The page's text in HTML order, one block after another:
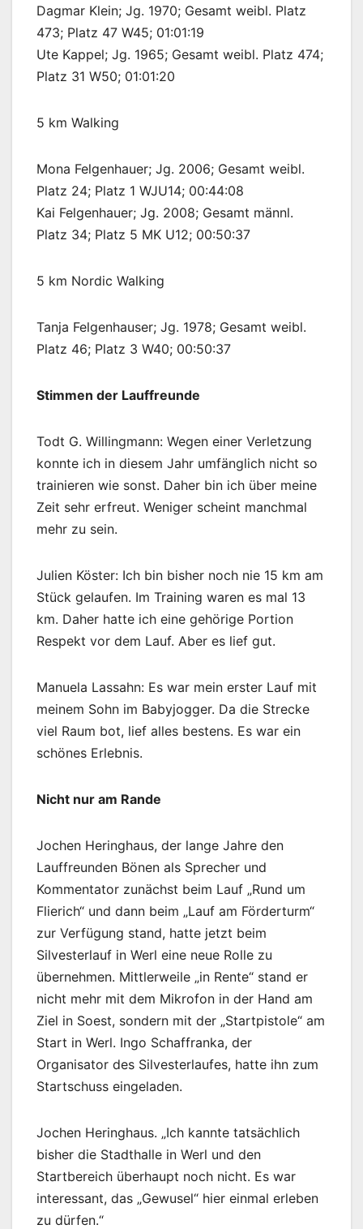
Dagmar Klein; Jg. 1970; Gesamt weibl. Platz
473; Platz 47 W45; 01:01:19
Ute Kappel; Jg. 1965; Gesamt weibl. Platz 474;
Platz 31 W50; 01:01:20
5 km Walking
Mona Felgenhauer; Jg. 2006; Gesamt weibl.
Platz 24; Platz 1 WJU14; 00:44:08
Kai Felgenhauer; Jg. 2008; Gesamt männl.
Platz 34; Platz 5 MK U12; 00:50:37
5 km Nordic Walking
Tanja Felgenhauser; Jg. 1978; Gesamt weibl.
Platz 46; Platz 3 W40; 00:50:37
Stimmen der Lauffreunde
Todt G. Willingmann: Wegen einer Verletzung
konnte ich in diesem Jahr umfänglich nicht so
trainieren wie sonst. Daher bin ich über meine
Zeit sehr erfreut. Weniger scheint manchmal
mehr zu sein.
Julien Köster: Ich bin bisher noch nie 15 km am
Stück gelaufen. Im Training waren es mal 13
km. Daher hatte ich eine gehörige Portion
Respekt vor dem Lauf. Aber es lief gut.
Manuela Lassahn: Es war mein erster Lauf mit
meinem Sohn im Babyjogger. Da die Strecke
viel Raum bot, lief alles bestens. Es war ein
schönes Erlebnis.
Nicht nur am Rande
Jochen Heringhaus, der lange Jahre den
Lauffreunden Bönen als Sprecher und
Kommentator zunächst beim Lauf „Rund um
Flierich“ und dann beim „Lauf am Förderturm“
zur Verfügung stand, hatte jetzt beim
Silvesterlauf in Werl eine neue Rolle zu
übernehmen. Mittlerweile „in Rente“ stand er
nicht mehr mit dem Mikrofon in der Hand am
Ziel in Soest, sondern mit der „Startpistole“ am
Start in Werl. Ingo Schaffranka, der
Organisator des Silvesterlaufes, hatte ihn zum
Startschuss eingeladen.
Jochen Heringhaus. „Ich kannte tatsächlich
bisher die Stadthalle in Werl und den
Startbereich überhaupt noch nicht. Es war
interessant, das „Gewusel“ hier einmal erleben
zu dürfen.“